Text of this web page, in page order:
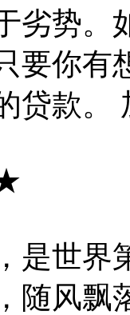
劣势。
要你有
贷款。
是世界
随风飘